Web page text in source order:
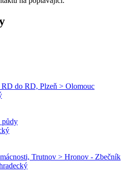
RD do RD, Plzeň > Olomouc
půdy
Trutnov > Hronov - Zbečník